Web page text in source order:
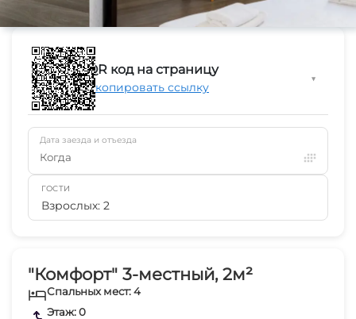
"Комфорт" 3-местный, 2м²
Спальных мест: 4
Этаж: 0
QR код на страницу
Скопировать ссылку
▼
Дата заезда и отъезда
Когда
ГОСТИ
Взрослых: 2